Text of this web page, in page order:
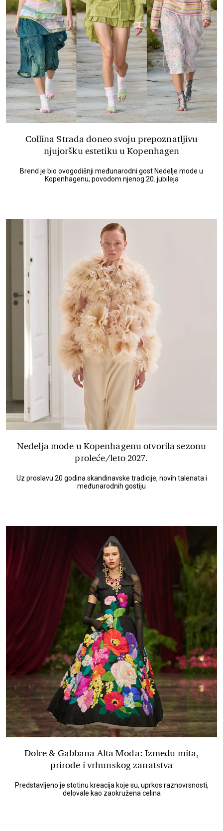
Collina Strada doneo svoju prepoznatljivu
njujoršku estetiku u Kopenhagen
Brend je bio ovogodišnji međunarodni gost Nedelje mode u
Kopenhagenu, povodom njenog 20. jubileja
Nedelja mode u Kopenhagenu otvorila sezonu
proleće/leto 2027.
Uz proslavu 20 godina skandinavske tradicije, novih talenata i
međunarodnih gostiju
Dolce & Gabbana Alta Moda: Između mita,
prirode i vrhunskog zanatstva
Predstavljeno je stotinu kreacija koje su, uprkos raznovrsnosti,
delovale kao zaokružena celina